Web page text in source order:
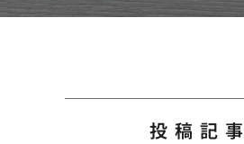
投稿記事